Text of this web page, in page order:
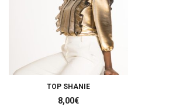
TOP SHANIE
8,00€